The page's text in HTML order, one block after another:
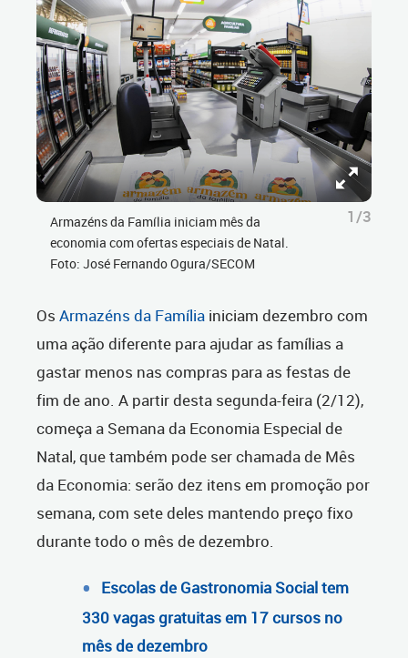
Armazéns da Família iniciam mês da
economia com ofertas especiais de Natal.
Foto: José Fernando Ogura/SECOM
1/3
Os Armazéns da Família iniciam dezembro com
uma ação diferente para ajudar as famílias a
gastar menos nas compras para as festas de
fim de ano. A partir desta segunda-feira (2/12),
começa a Semana da Economia Especial de
Natal, que também pode ser chamada de Mês
da Economia: serão dez itens em promoção por
semana, com sete deles mantendo preço fixo
durante todo o mês de dezembro.
Escolas de Gastronomia Social tem
330 vagas gratuitas em 17 cursos no
mês de dezembro